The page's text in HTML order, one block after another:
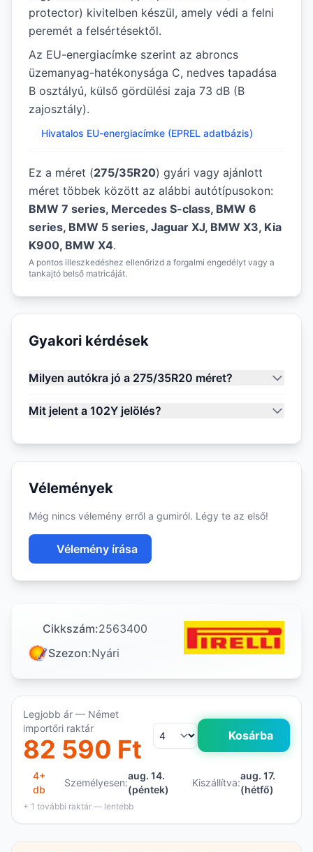
protector) kivitelben készül, amely védi a felni
peremét a felsértésektől.
Az EU-energiacímke szerint az abroncs
üzemanyag-hatékonysága C, nedves tapadása
B osztályú, külső gördülési zaja 73 dB (B
zajosztály).
Hivatalos EU-energiacímke (EPREL adatbázis)
Ez a méret (275/35R20) gyári vagy ajánlott
méret többek között az alábbi autótípusokon:
BMW 7 series, Mercedes S-class, BMW 6
series, BMW 5 series, Jaguar XJ, BMW X3, Kia
K900, BMW X4.
A pontos illeszkedéshez ellenőrizd a forgalmi engedélyt vagy a
tankajtó belső matricáját.
Gyakori kérdések
Milyen autókra jó a 275/35R20 méret?
Mit jelent a 102Y jelölés?
Vélemények
Még nincs vélemény erről a gumiról. Légy te az első!
Vélemény írása
Cikkszám:2563400
Szezon:Nyári
Legjobb ár — Német
importőri raktár
82 590 Ft Kosárba
4+
db
Személyesen:
aug. 14.
(péntek)
Kiszállítva:
aug. 17.
(hétfő)
+ 1 további raktár — lentebb